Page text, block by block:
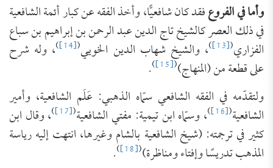
وأما في الفروعفقد كان شافعيًّا، وأخذ الفقه عن كبار أئمة الشافعية
في ذلك العصر كالشيخ تاج الدين عبد الرحمن بن إبراهيم بن سباع
‌الفزاري(
[13]
)، والشيخ شهاب الدين الخويي(
[14]
)، وله شرح
على قطعة من (المنهاج)(
[15]
)
.
ولتقدّمه في الفقه الشافعي سمّاه الذهبي: عَلَم الشافعية، وأمير
الشافعية(
[16]
)، وسمّاه ابن تيمية: مفتي الشافعية(
[17]
)، وقال ابن
كثير في ترجمته: (شيخ الشافعية بالشام وغيرها، انتهت إليه رياسة
المذهب تدريسًا وإفتاء ومناظرة)(
[18]
)
.